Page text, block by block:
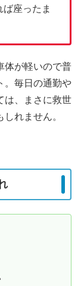
座ったま
体が軽いので普
。毎日の通勤や
は、まさに救世
れません。